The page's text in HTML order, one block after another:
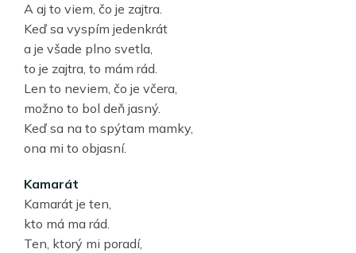
A aj to viem, čo je zajtra.
Keď sa vyspím jedenkrát
a je všade plno svetla,
to je zajtra, to mám rád.
Len to neviem, čo je včera,
možno to bol deň jasný.
Keď sa na to spýtam mamky,
ona mi to objasní.
Kamarát
Kamarát je ten,
kto má ma rád.
Ten, ktorý mi poradí,